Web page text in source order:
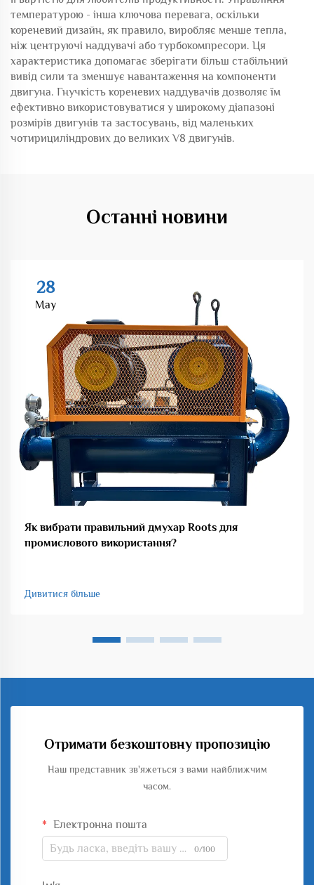
температурою - інша ключова перевага, оскільки
кореневий дизайн, як правило, виробляє менше тепла,
ніж центруючі наддувачі або турбокомпресори. Ця
характеристика допомагає зберігати більш стабільний
вивід сили та зменшує навантаження на компоненти
двигуна. Гнучкість кореневих наддувачів дозволяє їм
ефективно використовуватися у широкому діапазоні
розмірів двигунів та застосувань, від маленьких
чотирициліндрових до великих V8 двигунів.
Останні новини
28
May
Як вибрати правильний дмухар Roots для
промислового використання?
Дивитися більше
Отримати безкоштовну пропозицію
Наш представник зв'яжеться з вами найближчим
часом.
Електронна пошта
0/100